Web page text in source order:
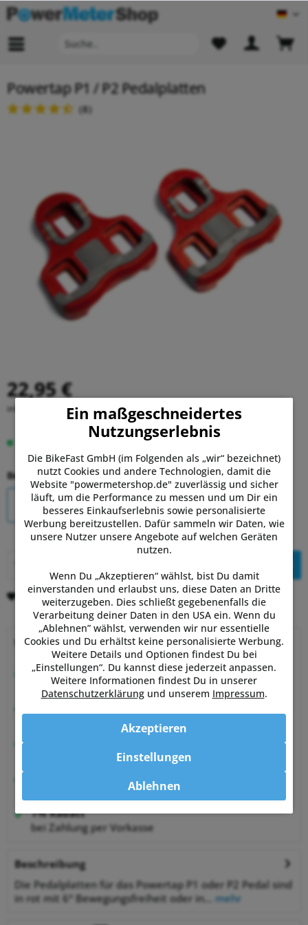
Powertap P1 / P2 Pedalplatten
(8)
22,95 €
inkl. MwSt. zzgl. Versandkosten
Lieferung Di, 11.08. - Do, 13.08.
Bewegungsfreiheit:
6° - rot 0° - schwarz
Merken Bewerten
Warum Powermetershop?
Beratung vom Experten
von Sportlern für Sportler
99,6% zufriedene Kunden bei Shopauskunft.de
entspannt shoppen
1% Rabatt
bei Zahlung per Vorkasse
Beschreibung
Die Pedalplatten für das Powertap P1 oder P2 Pedal sind
in rot mit 6° Bewegungsfreiheit oder in...
mehr
Ein maßgeschneidertes
Nutzungserlebnis
Die BikeFast GmbH (im Folgenden als „wir“ bezeichnet)
nutzt Cookies und andere Technologien, damit die
Website "powermetershop.de" zuverlässig und sicher
läuft, um die Performance zu messen und um Dir ein
besseres Einkaufserlebnis sowie personalisierte
Werbung bereitzustellen. Dafür sammeln wir Daten, wie
unsere Nutzer unsere Angebote auf welchen Geräten
nutzen.
Wenn Du „Akzeptieren“ wählst, bist Du damit
einverstanden und erlaubst uns, diese Daten an Dritte
weiterzugeben. Dies schließt gegebenenfalls die
Verarbeitung deiner Daten in den USA ein. Wenn du
„Ablehnen” wählst, verwenden wir nur essentielle
Cookies und Du erhältst keine personalisierte Werbung.
Weitere Details und Optionen findest Du bei
„Einstellungen“. Du kannst diese jederzeit anpassen.
Weitere Informationen findest Du in unserer
Datenschutzerklärungund unserem Impressum.
Ablehnen
Akzeptieren
Einstellungen